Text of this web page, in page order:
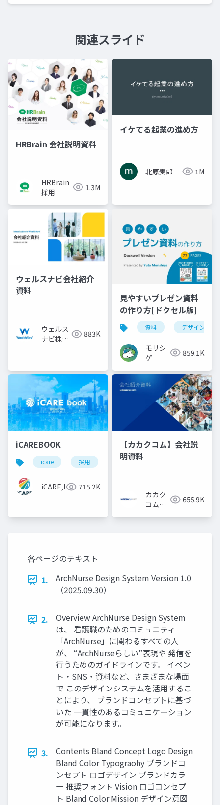
関連スライド
HRBrain 会社説明資料
HRBrain
採用
1.3M
イケてる起業の進め方
北原麦郎 1M
ウェルスナビ会社紹介
資料
ウェルス
ナビ株式
883K
見やすいプレゼン資料
の作り方[ドクセル版]
資料 デザイン
モリシ
ゲ
859.1K
iCAREBOOK
icare 採用 カルチャーデック
iCARE,Inc 715.2K
【カカクコム】会社説
明資料
カカク
コム採
655.9K
各ページのテキスト
1.
ArchNurse Design System Version 1.0
（2025.09.30）
2.
Overview ArchNurse Design System
は、 看護職のためのコミュニティ
「ArchNurse」に関わるすべての人
が、 “ArchNurseらしい”表現や 発信を
行うためのガイドラインです。 イベン
ト・SNS・資料など、さまざまな場面
で このデザインシステムを活用するこ
とにより、 ブランドコンセプトに基づ
いた 一貫性のあるコミュニケーション
が可能になります。
3.
Contents Bland Concept Logo Design
Bland Color Typograohy ブランドコ
ンセプト ロゴデザイン ブランドカラ
ー 推奨フォント Vision ロゴコンセプ
ト Bland Color Mission デザイン意図